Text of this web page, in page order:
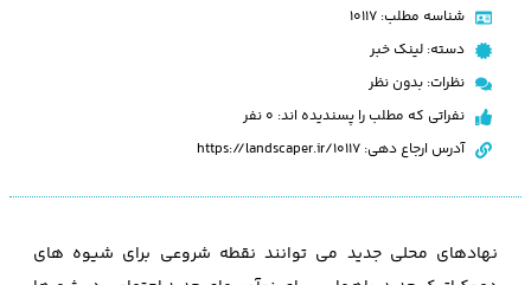
شناسه مطلب: 10117
دسته: لینک خبر
نظرات: بدون نظر
نفراتی که مطلب را پسندیده اند: 0 نفر
آدرس ارجاع دهی: https://landscaper.ir/10117
نهادهای محلی جدید می توانند نقطه شروعی برای شیوه های